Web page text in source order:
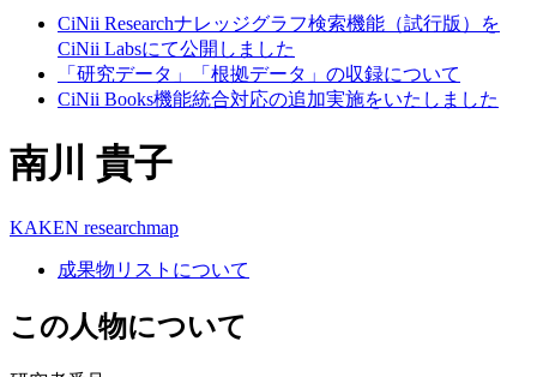
CiNii Researchナレッジグラフ検索機能（試行版）を
CiNii Labsにて公開しました
「研究データ」「根拠データ」の収録について
CiNii Books機能統合対応の追加実施をいたしました
南川 貴子
KAKEN researchmap
成果物リストについて
この人物について